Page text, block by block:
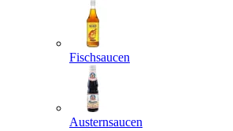
Fischsaucen
Austernsaucen